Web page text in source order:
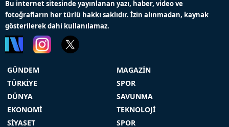
Bu internet sitesinde yayınlanan yazı, haber, video ve
fotoğrafların her türlü hakkı saklıdır. İzin alınmadan, kaynak
gösterilerek dahi kullanılamaz.
GÜNDEM
TÜRKİYE
DÜNYA
EKONOMİ
SİYASET
MAGAZİN
SPOR
SAVUNMA
TEKNOLOJİ
SPOR